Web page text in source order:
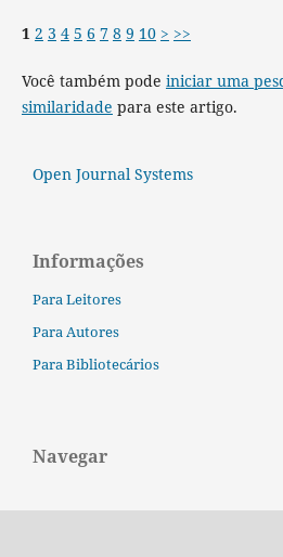
1 2 3 4 5 6 7 8 9 10 > >>
Você também pode iniciar uma
similaridade para este artigo.
Open Journal Systems
Informações
Para Leitores
Para Autores
Para Bibliotecários
Navegar